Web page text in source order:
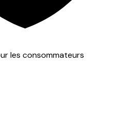
les consommateurs